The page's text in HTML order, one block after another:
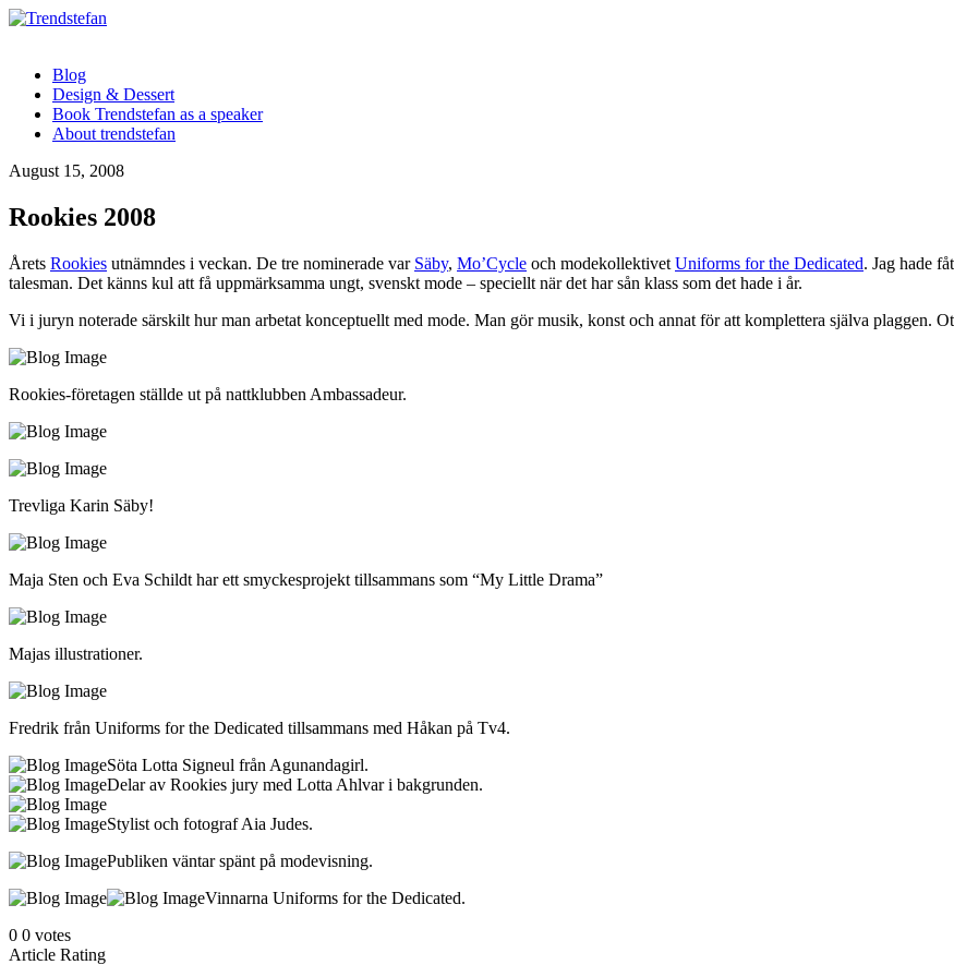
Blog
Design & Dessert
Book Trendstefan as a speaker
About trendstefan
August 15, 2008
Rookies 2008
Årets Rookies utnämndes i veckan. De tre nominerade var Säby, Mo’Cycle och modekollektivet Uniforms for the Dedicated. Jag hade
talesman. Det känns kul att få uppmärksamma ungt, svenskt mode – speciellt när det har sån klass som det hade i år.
Vi i juryn noterade särskilt hur man arbetat konceptuellt med mode. Man gör musik, konst och annat för att komplettera själva plaggen.
Rookies-företagen ställde ut på nattklubben Ambassadeur.
Trevliga Karin Säby!
Maja Sten och Eva Schildt har ett smyckesprojekt tillsammans som “My Little Drama”
Majas illustrationer.
Fredrik från Uniforms for the Dedicated tillsammans med Håkan på Tv4.
Söta Lotta Signeul från Agunandagirl.
Delar av Rookies jury med Lotta Ahlvar i bakgrunden.
Stylist och fotograf Aia Judes.
Publiken väntar spänt på modevisning.
Vinnarna Uniforms for the Dedicated.
0 0 votes
Article Rating